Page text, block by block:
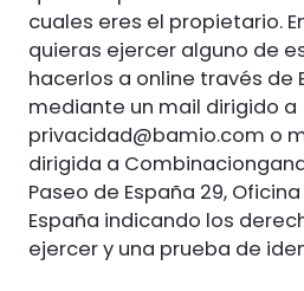
cuales eres el propietario.
quieras ejercer alguno de
hacerlos a online través de
mediante un mail dirigido a
privacidad@bamio.com o
dirigida a
Paseo de España 29,
España indicando los
ejercer y una prueba de